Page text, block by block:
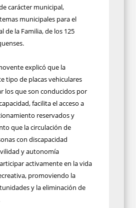
carácter municipal,
municipales para el
de la Familia, de los 125
explicó que la
tipo de placas vehiculares
los que son conducidos por
facilita el acceso a
reservados y
que la circulación de
con discapacidad
y autonomía
activamente en la vida
promoviendo la
y la eliminación de